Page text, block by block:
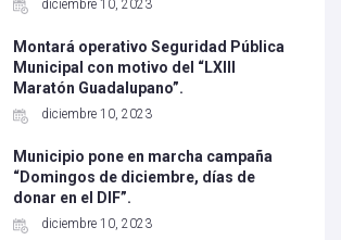
diciembre 10, 2023
Montará operativo Seguridad Pública
Municipal con motivo del “LXIII
Maratón Guadalupano”.
diciembre 10, 2023
Municipio pone en marcha campaña
“Domingos de diciembre, días de
donar en el DIF”.
diciembre 10, 2023